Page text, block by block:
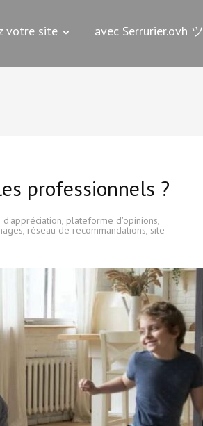
votre site avec Serrurier.ovh ツ
professionnels ?
, plateforme d'opinions,
, réseau de recommandations, site